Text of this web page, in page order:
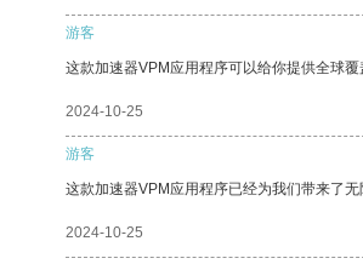
游客
这款加速器VPM应用程序可以给你提供全球覆
2024-10-25
游客
这款加速器VPM应用程序已经为我们带来了无
2024-10-25